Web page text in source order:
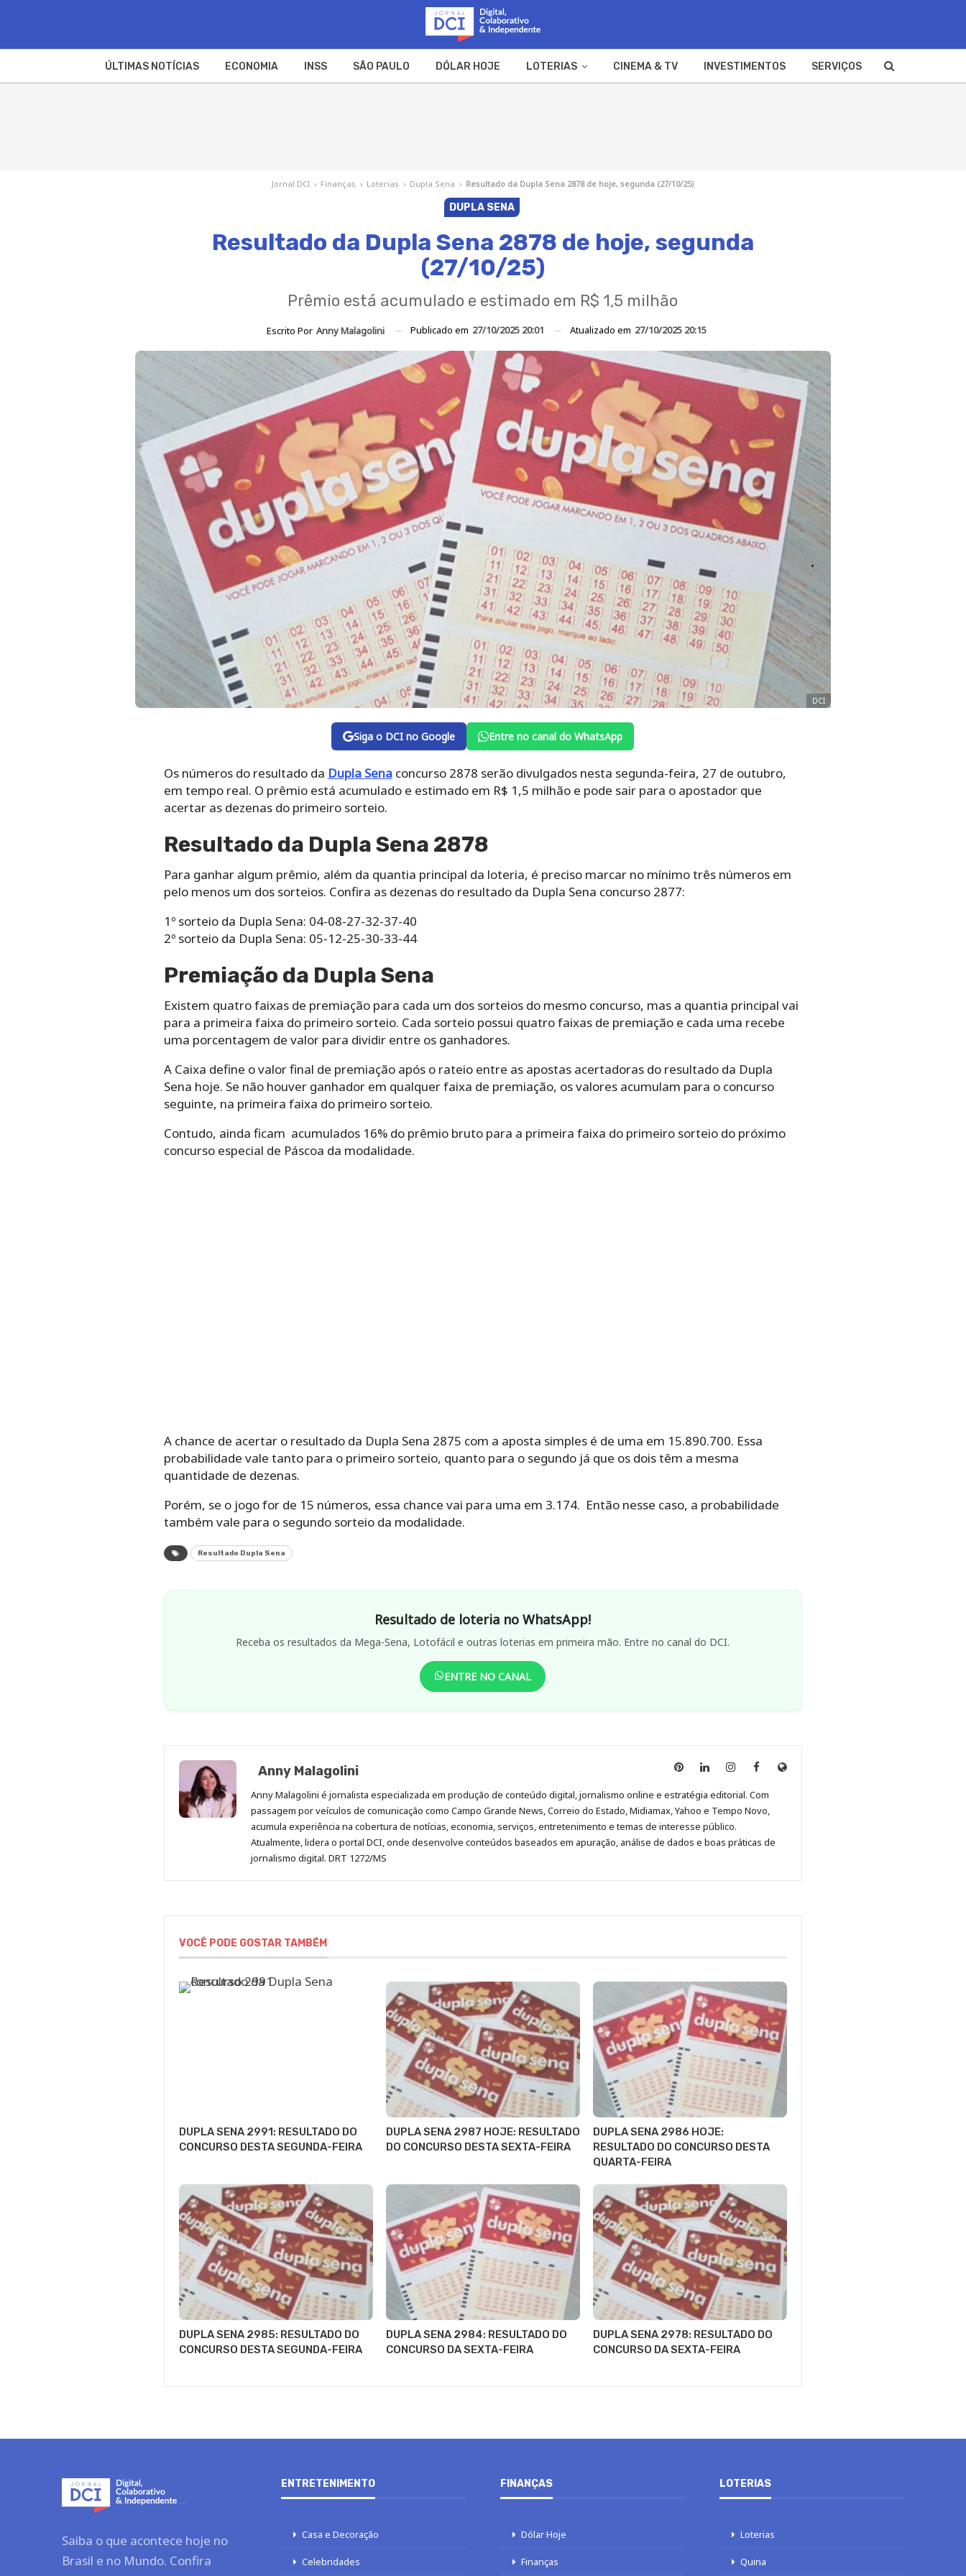
ÚLTIMAS NOTÍCIAS ECONOMIA INSS SÃO PAULO DÓLAR HOJE LOTERIAS CINEMA & TV INVESTIMENTOS SERVIÇOS
Jornal DCI › Finanças › Loterias › Dupla Sena › Resultado da Dupla Sena 2878 de hoje, segunda (27/10/25)
DUPLA SENA
Resultado da Dupla Sena 2878 de hoje, segunda
(27/10/25)
Prêmio está acumulado e estimado em R$ 1,5 milhão
Escrito Por Anny Malagolini Publicado em 27/10/2025 20:01 Atualizado em 27/10/2025 20:15
DCI
Siga o DCI no Google Entre no canal do WhatsApp
Os números do resultado da Dupla Senaconcurso 2878 serão divulgados nesta segunda-feira, 27 de outubro,
em tempo real. O prêmio está acumulado e estimado em R$ 1,5 milhão e pode sair para o apostador que
acertar as dezenas do primeiro sorteio.
Resultado da Dupla Sena 2878
Para ganhar algum prêmio, além da quantia principal da loteria, é preciso marcar no mínimo três números em
pelo menos um dos sorteios. Confira as dezenas do resultado da Dupla Sena concurso 2877:
1º sorteio da Dupla Sena: 04-08-27-32-37-40
2º sorteio da Dupla Sena: 05-12-25-30-33-44
Premiação da Dupla Sena
Existem quatro faixas de premiação para cada um dos sorteios do mesmo concurso, mas a quantia principal vai
para a primeira faixa do primeiro sorteio. Cada sorteio possui quatro faixas de premiação e cada uma recebe
uma porcentagem de valor para dividir entre os ganhadores.
A Caixa define o valor final de premiação após o rateio entre as apostas acertadoras do resultado da Dupla
Sena hoje. Se não houver ganhador em qualquer faixa de premiação, os valores acumulam para o concurso
seguinte, na primeira faixa do primeiro sorteio.
Contudo, ainda ficam acumulados 16% do prêmio bruto para a primeira faixa do primeiro sorteio do próximo
concurso especial de Páscoa da modalidade.
A chance de acertar o resultado da Dupla Sena 2875 com a aposta simples é de uma em 15.890.700. Essa
probabilidade vale tanto para o primeiro sorteio, quanto para o segundo já que os dois têm a mesma
quantidade de dezenas.
Porém, se o jogo for de 15 números, essa chance vai para uma em 3.174. Então nesse caso, a probabilidade
também vale para o segundo sorteio da modalidade.
Resultado Dupla Sena
Resultado de loteria no WhatsApp!
Receba os resultados da Mega-Sena, Lotofácil e outras loterias em primeira mão. Entre no canal do DCI.
ENTRE NO CANAL
Anny Malagolini
Anny
no
Pinterest
Anny
no
LinkedIn
Anny
no
Instagram
Anny
no
Facebook
Site
Anny Malagolini é jornalista especializada em produção de conteúdo digital, jornalismo online e estratégia editorial. Com
passagem por veículos de comunicação como Campo Grande News, Correio do Estado, Midiamax, Yahoo e Tempo Novo,
acumula experiência na cobertura de notícias, economia, serviços, entretenimento e temas de interesse público.
Atualmente, lidera o portal DCI, onde desenvolve conteúdos baseados em apuração, análise de dados e boas práticas de
jornalismo digital. DRT 1272/MS
VOCÊ PODE GOSTAR TAMBÉM
DUPLA SENA 2991: RESULTADO DO
CONCURSO DESTA SEGUNDA-FEIRA
DUPLA SENA 2987 HOJE: RESULTADO
DO CONCURSO DESTA SEXTA-FEIRA
DUPLA SENA 2986 HOJE:
RESULTADO DO CONCURSO DESTA
QUARTA-FEIRA
DUPLA SENA 2985: RESULTADO DO
CONCURSO DESTA SEGUNDA-FEIRA
DUPLA SENA 2984: RESULTADO DO
CONCURSO DA SEXTA-FEIRA
DUPLA SENA 2978: RESULTADO DO
CONCURSO DA SEXTA-FEIRA
Saiba o que acontece hoje no
Brasil e no Mundo. Confira
ENTRETENIMENTO
Casa e Decoração
Celebridades
FINANÇAS
Dólar Hoje
Finanças
LOTERIAS
Loterias
Quina